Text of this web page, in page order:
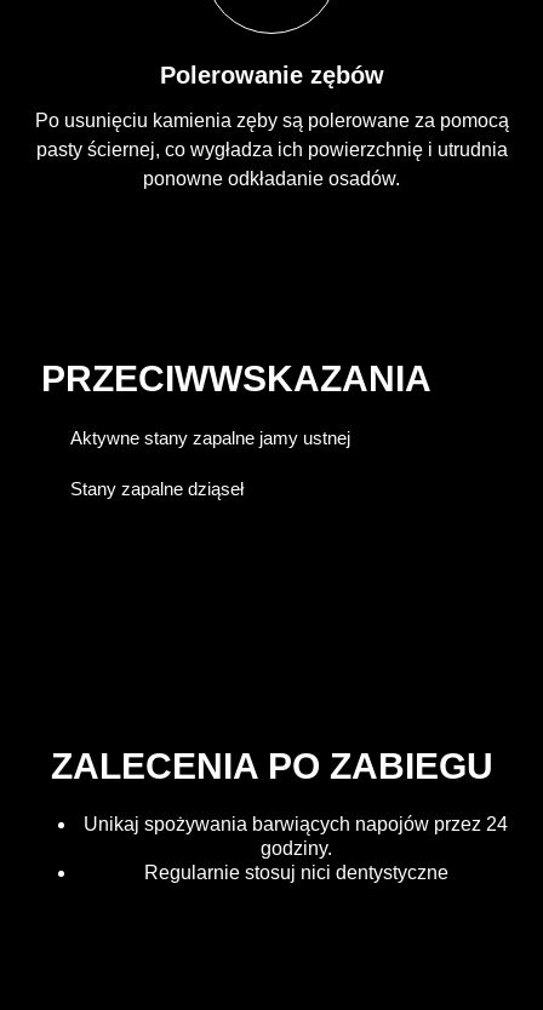
Polerowanie zębów
Po usunięciu kamienia zęby są polerowane za pomocą
pasty ściernej, co wygładza ich powierzchnię i utrudnia
ponowne odkładanie osadów.
PRZECIWWSKAZANIA
Aktywne stany zapalne jamy ustnej
Stany zapalne dziąseł
ZALECENIA PO ZABIEGU
Unikaj spożywania barwiących napojów przez 24
godziny.
Regularnie stosuj nici dentystyczne